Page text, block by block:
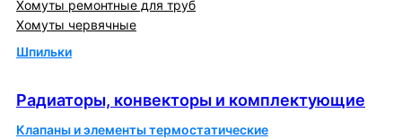
Хомуты ремонтные для труб
Хомуты червячные
Шпильки
Радиаторы, конвекторы и комплектующие
Клапаны и элементы термостатические